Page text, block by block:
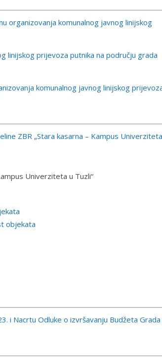
organizovanja komunalnog javnog linijskog
linijskog prijevoza putnika na području grada
komunalnog javnog linijskog
ZBR „Stara kasarna – Kampus
Univerziteta u Tuzli“
objekata
i Nacrtu Odluke o izvršavanju Budžeta Grada